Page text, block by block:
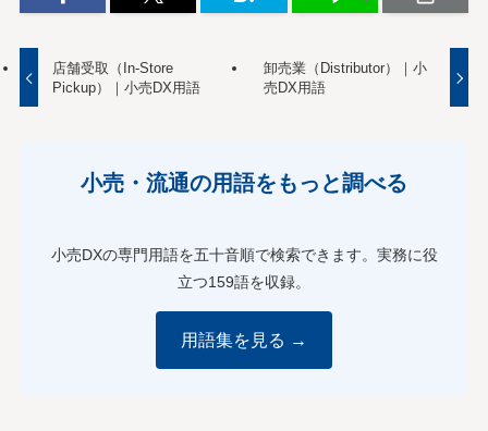
店舗受取（In-Store
Pickup）｜小売DX用語
卸売業（Distributor）｜小
売DX用語
小売・流通の用語をもっと調べる
小売DXの専門用語を五十音順で検索できます。実務に役
立つ159語を収録。
用語集を見る →